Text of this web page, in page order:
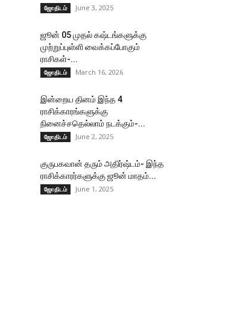
ஜோதிடம் June 3, 2025
ஜூன் 05 முதல் கஷ்டங்களுக்கு
முற்றுப்புள்ளி வைக்கப்போகும்
ராசிகள்-...
ஜோதிடம் March 16, 2026
இன்றைய தினம் இந்த 4
ராசிக்காரங்களுக்கு
நினைச்சதெல்லாம் நடக்கும்-...
ஜோதிடம் June 2, 2025
குருபகவான் தரும் அதிர்ஷ்டம்- இந்த
ராசிக்காரர்களுக்கு ஜூன் மாதம்...
ஜோதிடம் June 1, 2025